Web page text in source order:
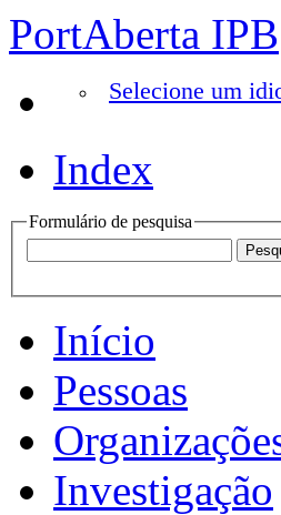
PortAberta IPB
Selecione um
Index
Formulário de pesquisa
Início
Pessoas
Investigação